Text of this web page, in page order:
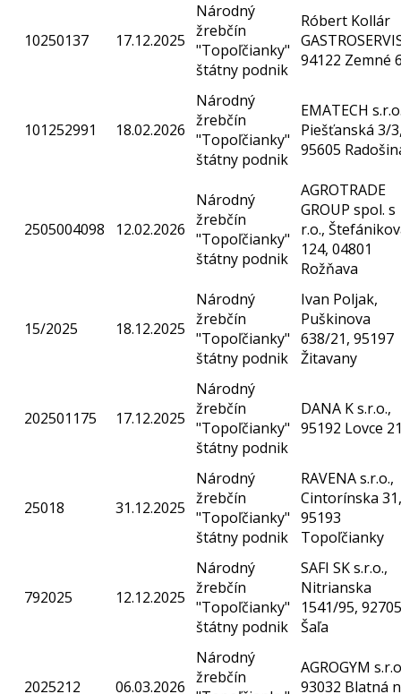
10250137 17.12.2025
Národný
žrebčín
"Topoľčianky"
štátny podnik
Róbert Kollár
94122 Zemné
101252991 18.02.2026
Národný
žrebčín
"Topoľčianky"
štátny podnik
EMATECH
Piešťanská 3/
95605
2505004098 12.02.2026
Národný
žrebčín
"Topoľčianky"
štátny podnik
AGROTRADE
GROUP spol. s
r.o.,
124, 04801
Rožňava
15/2025 18.12.2025
Národný
žrebčín
"Topoľčianky"
štátny podnik
Ivan Poljak,
Puškinova
638/21, 95197
Žitavany
202501175 17.12.2025
Národný
žrebčín
"Topoľčianky"
štátny podnik
DANA K s.r.o.,
95192 Lovce
25018 31.12.2025
Národný
žrebčín
"Topoľčianky"
štátny podnik
RAVENA s.r.o.,
Cintorínska 31,
95193
Topoľčianky
792025 12.12.2025
Národný
žrebčín
"Topoľčianky"
štátny podnik
SAFI SK s.r.o.,
Nitrianska
1541/95, 92705
Šaľa
2025212 06.03.2026
Národný
žrebčín
AGROGYM
93032 Blatná